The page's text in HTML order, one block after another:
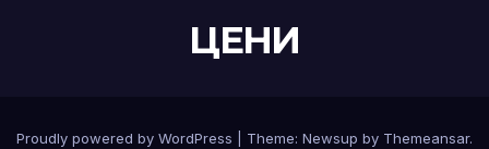
ЦЕНИ
Proudly powered by WordPress Theme: Newsup by Themeansar.